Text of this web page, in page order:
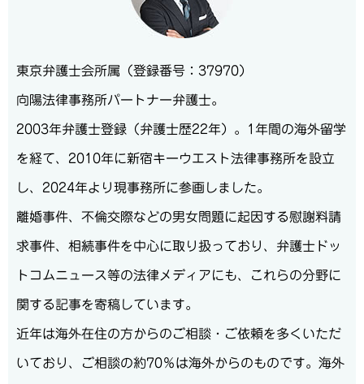
東京弁護士会所属（登録番号：37970）
向陽法律事務所パートナー弁護士。
2003年弁護士登録（弁護士歴22年）。1年間の海外留学
を経て、2010年に新宿キーウエスト法律事務所を設立
し、2024年より現事務所に参画しました。
離婚事件、不倫交際などの男女問題に起因する慰謝料請
求事件、相続事件を中心に取り扱っており、弁護士ドッ
トコムニュース等の法律メディアにも、これらの分野に
関する記事を寄稿しています。
近年は海外在住の方からのご相談・ご依頼を多くいただ
いており、ご相談の約70％は海外からのものです。海外